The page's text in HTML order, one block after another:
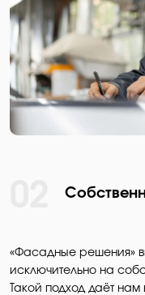
«Фасадные решения»
исключительно на
Такой подход даёт